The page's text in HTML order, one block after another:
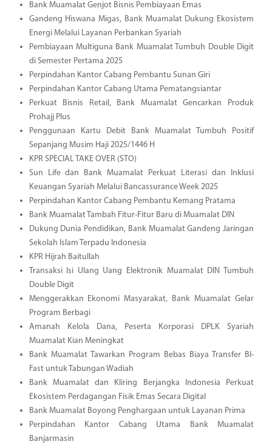
Bank Muamalat Genjot Bisnis Pembiayaan Emas
Gandeng Hiswana Migas, Bank Muamalat Dukung Ekosistem
Energi Melalui Layanan Perbankan Syariah
Pembiayaan Multiguna Bank Muamalat Tumbuh Double Digit
di Semester Pertama 2025
Perpindahan Kantor Cabang Pembantu Sunan Giri
Perpindahan Kantor Cabang Utama Pematangsiantar
Perkuat Bisnis Retail, Bank Muamalat Gencarkan Produk
Prohajj Plus
Penggunaan Kartu Debit Bank Muamalat Tumbuh Positif
Sepanjang Musim Haji 2025/1446 H
KPR SPECIAL TAKE OVER (STO)
Sun Life dan Bank Muamalat Perkuat Literasi dan Inklusi
Keuangan Syariah Melalui Bancassurance Week 2025
Perpindahan Kantor Cabang Pembantu Kemang Pratama
Bank Muamalat Tambah Fitur-Fitur Baru di Muamalat DIN
Dukung Dunia Pendidikan, Bank Muamalat Gandeng Jaringan
Sekolah Islam Terpadu Indonesia
KPR Hijrah Baitullah
Transaksi Isi Ulang Uang Elektronik Muamalat DIN Tumbuh
Double Digit
Menggerakkan Ekonomi Masyarakat, Bank Muamalat Gelar
Program Berbagi
Amanah Kelola Dana, Peserta Korporasi DPLK Syariah
Muamalat Kian Meningkat
Bank Muamalat Tawarkan Program Bebas Biaya Transfer BI-
Fast untuk Tabungan Wadiah
Bank Muamalat dan Kliring Berjangka Indonesia Perkuat
Ekosistem Perdagangan Fisik Emas Secara Digital
Bank Muamalat Boyong Penghargaan untuk Layanan Prima
Perpindahan Kantor Cabang Utama Bank Muamalat
Banjarmasin